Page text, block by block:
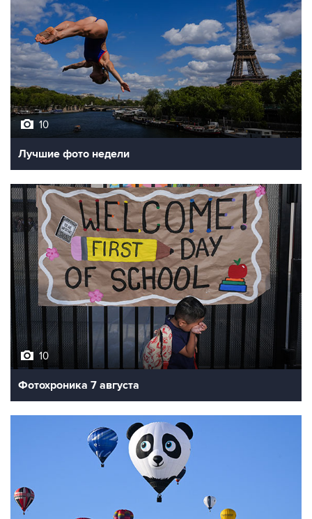
10
Лучшие фото недели
10
Фотохроника 7 августа